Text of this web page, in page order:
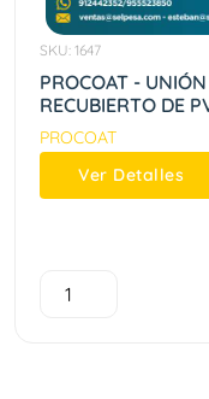
SKU: 1647
PROCOAT -
RECUBIERTO DE
PROCOAT
Ver Detalles